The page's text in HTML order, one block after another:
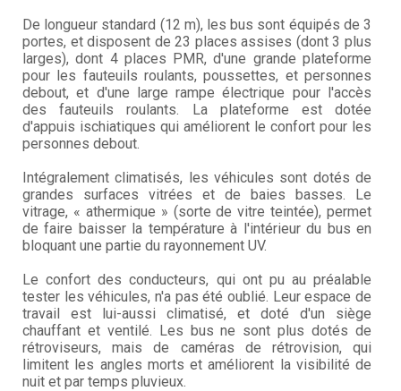
De longueur standard (12 m), les bus sont équipés de 3
portes, et disposent de 23 places assises (dont 3 plus
larges), dont 4 places PMR, d'une grande plateforme
pour les fauteuils roulants, poussettes, et personnes
debout, et d'une large rampe électrique pour l'accès
des fauteuils roulants. La plateforme est dotée
d'appuis ischiatiques qui améliorent le confort pour les
personnes debout.
Intégralement climatisés, les véhicules sont dotés de
grandes surfaces vitrées et de baies basses. Le
vitrage, « athermique » (sorte de vitre teintée), permet
de faire baisser la température à l'intérieur du bus en
bloquant une partie du rayonnement UV.
Le confort des conducteurs, qui ont pu au préalable
tester les véhicules, n'a pas été oublié. Leur espace de
travail est lui-aussi climatisé, et doté d'un siège
chauffant et ventilé. Les bus ne sont plus dotés de
rétroviseurs, mais de caméras de rétrovision, qui
limitent les angles morts et améliorent la visibilité de
nuit et par temps pluvieux.